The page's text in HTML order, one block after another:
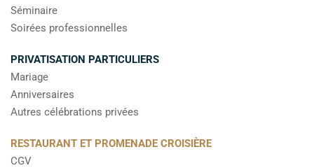
Séminaire
Soirées professionnelles
PRIVATISATION PARTICULIERS
Mariage
Anniversaires
Autres célébrations privées
RESTAURANT ET PROMENADE CROISIÈRE
CGV